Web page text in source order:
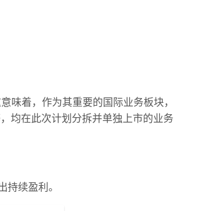
味着，作为其重要的国际业务板块，
均在此次计划分拆并单独上市的业务
续盈利。